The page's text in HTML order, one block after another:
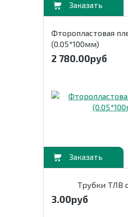
В корзину
Фторопластовая
(0.05*100мм)
2 780.00руб
В корзину
Трубки ТЛВ
3.00руб